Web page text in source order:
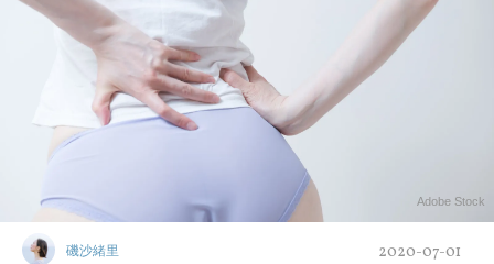
Adobe Stock
磯沙緒里 2020-07-01